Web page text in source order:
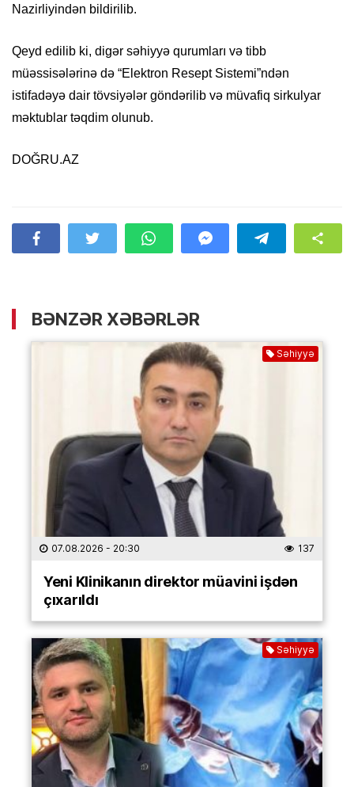
Nazirliyindən bildirilib.
Qeyd edilib ki, digər səhiyyə qurumları və tibb
müəssisələrinə də “Elektron Resept Sistemi”ndən
istifadəyə dair tövsiyələr göndərilib və müvafiq sirkulyar
məktublar təqdim olunub.
DOĞRU.AZ
BƏNZƏR XƏBƏRLƏR
Səhiyyə
07.08.2026 - 20:30 137
Yeni Klinikanın direktor müavini işdən
çıxarıldı
Səhiyyə